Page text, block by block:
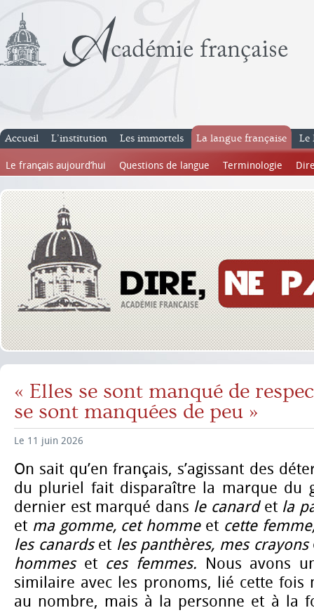
Accueil L’institution Les immortels La langue française
Le français aujourd’hui Questions de langue Terminologie
Le
« Elles se sont manqué de
se sont manquées de peu »
Le 11 juin 2026
On sait qu’en français, s’agissant des
du pluriel fait disparaître la marque du
dernier est marqué dans le canard et la
et ma gomme, cet homme et cette
les canardset les panthères, mes crayons
hommes etces femmes. Nous avons
similaire avec les pronoms, lié cette fois
au nombre, mais à la personne et à la